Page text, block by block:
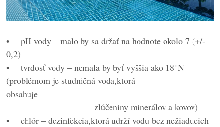
• pH vody – malo by sa držať na hodnote okolo 7 (+/-
0,2)
• tvrdosť vody – nemala by byť vyššia ako 18°N
(problémom je studničná voda,ktorá
zlúčeniny minerálov a kovov)
• chlór – dezinfekcia,ktorá udrží vodu bez nežiaducich